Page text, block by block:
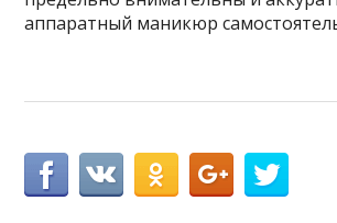
аппаратный маникюр